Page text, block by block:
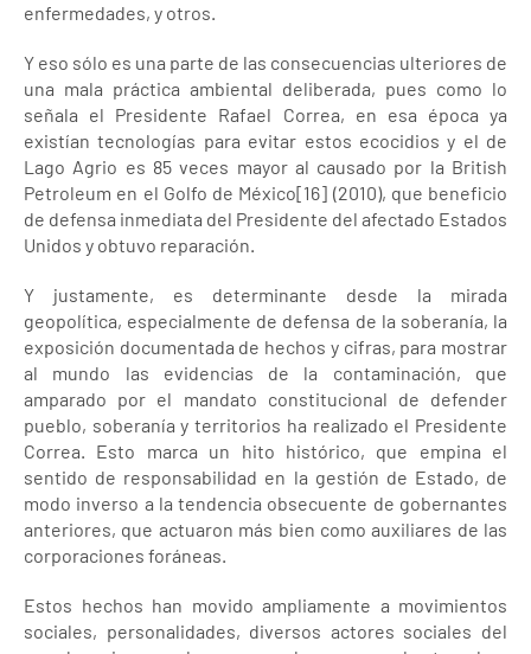
enfermedades, y otros.
Y eso sólo es una parte de las consecuencias ulteriores de
una mala práctica ambiental deliberada, pues como lo
señala el Presidente Rafael Correa, en esa época ya
existían tecnologías para evitar estos ecocidios y el de
Lago Agrio es 85 veces mayor al causado por la British
Petroleum en el Golfo de México[16] (2010), que beneficio
de defensa inmediata del Presidente del afectado Estados
Unidos y obtuvo reparación.
Y justamente, es determinante desde la mirada
geopolítica, especialmente de defensa de la soberanía, la
exposición documentada de hechos y cifras, para mostrar
al mundo las evidencias de la contaminación, que
amparado por el mandato constitucional de defender
pueblo, soberanía y territorios ha realizado el Presidente
Correa. Esto marca un hito histórico, que empina el
sentido de responsabilidad en la gestión de Estado, de
modo inverso a la tendencia obsecuente de gobernantes
anteriores, que actuaron más bien como auxiliares de las
corporaciones foráneas.
Estos hechos han movido ampliamente a movimientos
sociales, personalidades, diversos actores sociales del